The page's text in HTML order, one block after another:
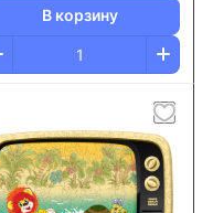
В корзину